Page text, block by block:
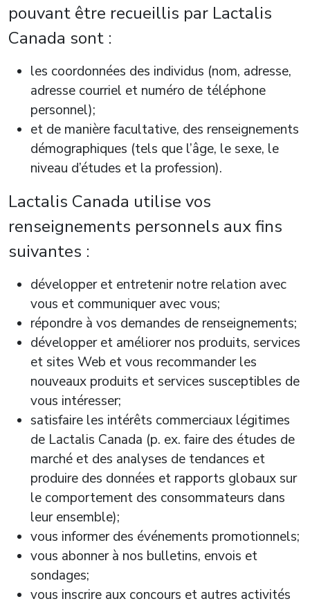
pouvant être recueillis par Lactalis
Canada sont :
les coordonnées des individus (nom, adresse,
adresse courriel et numéro de téléphone
personnel);
et de manière facultative, des renseignements
démographiques (tels que l’âge, le sexe, le
niveau d’études et la profession).
Lactalis Canada utilise vos
renseignements personnels aux fins
suivantes :
développer et entretenir notre relation avec
vous et communiquer avec vous;
répondre à vos demandes de renseignements;
développer et améliorer nos produits, services
et sites Web et vous recommander les
nouveaux produits et services susceptibles de
vous intéresser;
satisfaire les intérêts commerciaux légitimes
de Lactalis Canada (p. ex. faire des études de
marché et des analyses de tendances et
produire des données et rapports globaux sur
le comportement des consommateurs dans
leur ensemble);
vous informer des événements promotionnels;
vous abonner à nos bulletins, envois et
sondages;
vous inscrire aux concours et autres activités